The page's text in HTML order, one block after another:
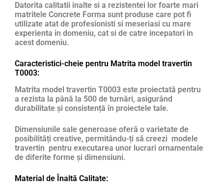
Datorita calitatii inalte si a rezistentei lor foarte mari
matritele Concrete Forma sunt produse care pot fi
utilizate atat de profesionisti si meseriasi cu mare
experienta in domeniu, cat si de catre incepatori in
acest domeniu.
Caracteristici-cheie pentru Matrita model travertin
T0003:
Matrita model travertin T0003 este proiectată pentru
a rezista la până la 500 de turnări, asigurând
durabilitate și consistență în proiectele tale.
Dimensiunile sale generoase oferă o varietate de
posibilități creative, permitându-ți să creezi modele
travertin pentru executarea unor lucrari ornamentale
de diferite forme și dimensiuni.
Material de Înaltă Calitate: